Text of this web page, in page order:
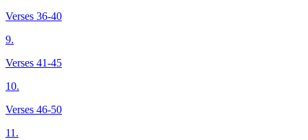
Verses 36-40
9.
Verses 41-45
10.
Verses 46-50
11.